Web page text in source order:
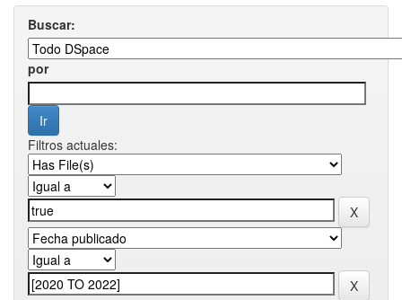
Buscar:
por
Filtros actuales: